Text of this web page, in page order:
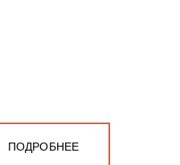
ПОДРОБНЕЕ